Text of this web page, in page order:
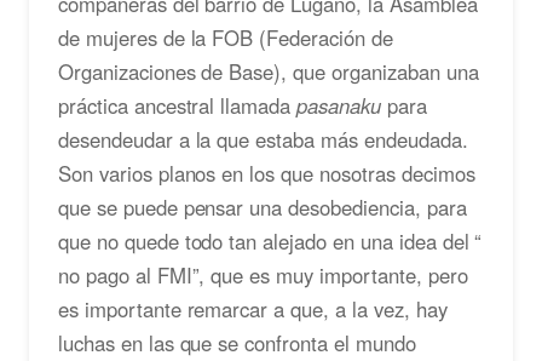
de mujeres de la FOB (Federación de
Organizaciones de Base), que organizaban una
práctica ancestral llamadapasanakupara
desendeudar a la que estaba más endeudada.
Son varios planos en los que nosotras decimos
que se puede pensar una desobediencia, para
que no quede todo tan alejado en una idea del “
no pago al FMI”, que es muy importante, pero
es importante remarcar a que, a la vez, hay
luchas en las que se confronta el mundo